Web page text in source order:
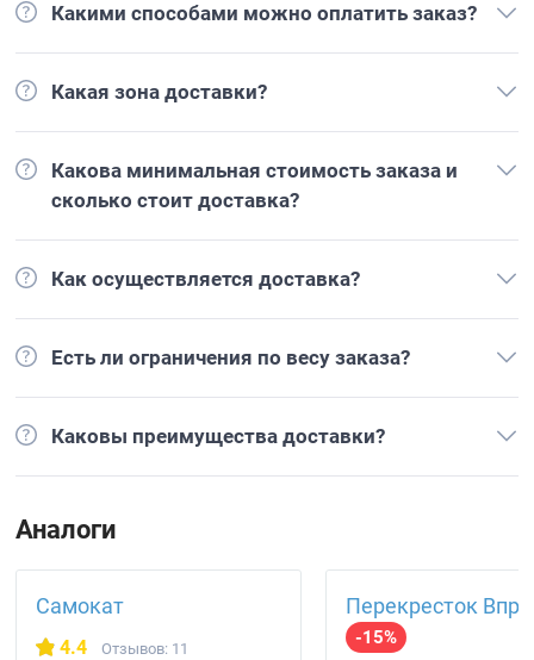
Какими способами можно оплатить заказ?
Какая зона доставки?
Какова минимальная стоимость заказа и
сколько стоит доставка?
Как осуществляется доставка?
Есть ли ограничения по весу заказа?
Каковы преимущества доставки?
Аналоги
Самокат
4.4 Отзывов: 11
Перекресток
-15%